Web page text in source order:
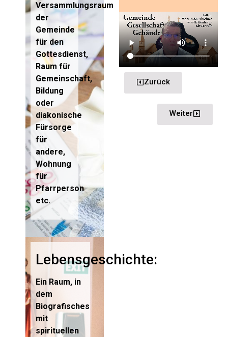
Versammlungsraum
der
Gemeinde
für den
Gottesdienst,
Raum für
Gemeinschaft,
Bildung
oder
diakonische
Fürsorge
für
andere,
Wohnung
für
Pfarrperson
etc.
Lebensgeschichte:
Ein Raum, in
dem
Biografisches
mit
spirituellen
Zurück
Weiter